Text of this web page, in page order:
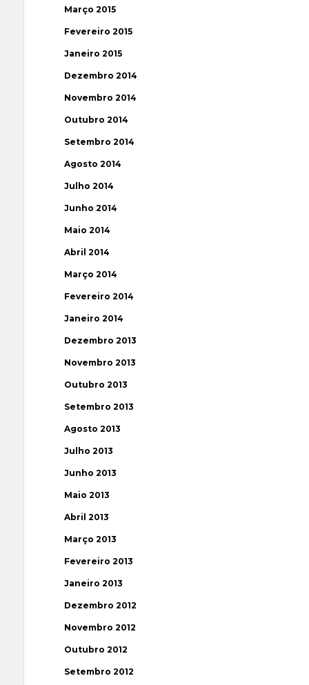
Março 2015
Fevereiro 2015
Janeiro 2015
Dezembro 2014
Novembro 2014
Outubro 2014
Setembro 2014
Agosto 2014
Julho 2014
Junho 2014
Maio 2014
Abril 2014
Março 2014
Fevereiro 2014
Janeiro 2014
Dezembro 2013
Novembro 2013
Outubro 2013
Setembro 2013
Agosto 2013
Julho 2013
Junho 2013
Maio 2013
Abril 2013
Março 2013
Fevereiro 2013
Janeiro 2013
Dezembro 2012
Novembro 2012
Outubro 2012
Setembro 2012